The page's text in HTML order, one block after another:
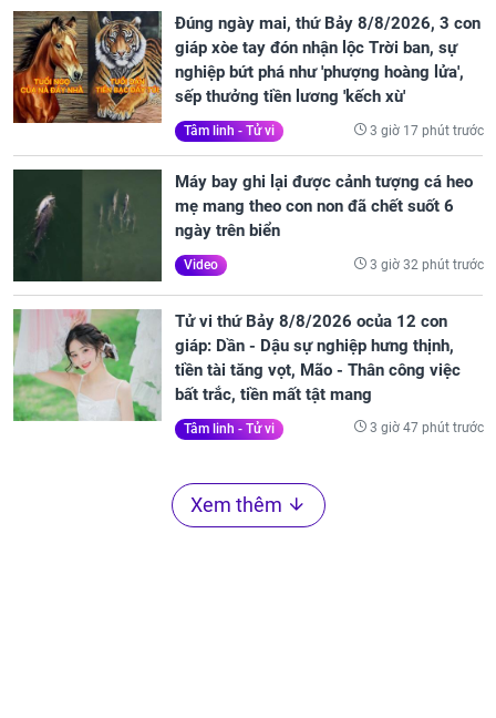
Đúng ngày mai, thứ Bảy 8/8/2026, 3 con
giáp xòe tay đón nhận lộc Trời ban, sự
nghiệp bứt phá như 'phượng hoàng lửa',
sếp thưởng tiền lương 'kếch xù'
Tâm linh - Tử vi 3 giờ 17 phút trước
Máy bay ghi lại được cảnh tượng cá heo
mẹ mang theo con non đã chết suốt 6
ngày trên biển
Video 3 giờ 32 phút trước
Tử vi thứ Bảy 8/8/2026 ocủa 12 con
giáp: Dần - Dậu sự nghiệp hưng thịnh,
tiền tài tăng vọt, Mão - Thân công việc
bất trắc, tiền mất tật mang
Tâm linh - Tử vi 3 giờ 47 phút trước
Xem thêm